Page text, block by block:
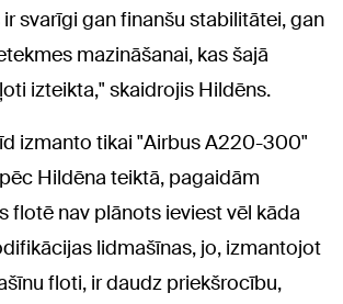
ir svarīgi gan finanšu stabilitātei, gan
mazināšanai, kas šajā
izteikta," skaidrojis Hildēns.
izmanto tikai "Airbus A220-300"
Hildēna teiktā, pagaidām
flotē nav plānots ieviest vēl kāda
lidmašīnas, jo, izmantojot
floti, ir daudz priekšrocību,